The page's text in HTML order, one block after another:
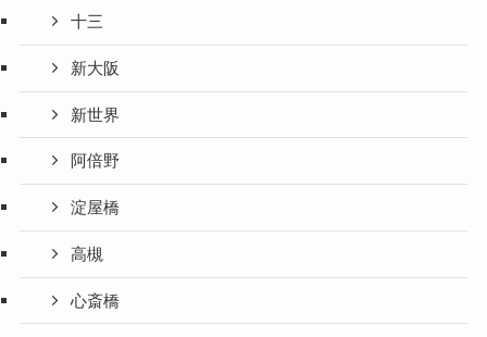
十三
新大阪
新世界
阿倍野
淀屋橋
高槻
心斎橋